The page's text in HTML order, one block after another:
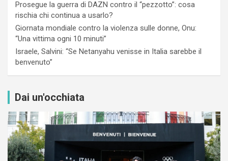
Prosegue la guerra di DAZN contro il “pezzotto”: cosa
rischia chi continua a usarlo?
Giornata mondiale contro la violenza sulle donne, Onu:
“Una vittima ogni 10 minuti”
Israele, Salvini: “Se Netanyahu venisse in Italia sarebbe il
benvenuto”
Dai un'occhiata